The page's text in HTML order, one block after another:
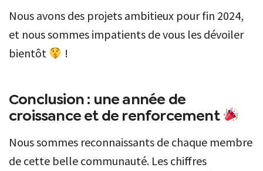
Nous avons des projets ambitieux pour fin 2024,
et nous sommes impatients de vous les dévoiler
bientôt
!
Conclusion : une année de
croissance et de renforcement
Nous sommes reconnaissants de chaque membre
de cette belle communauté. Les chiffres